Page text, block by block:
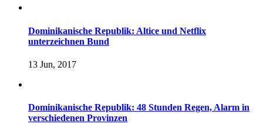
Dominikanische Republik: Altice und Netflix
unterzeichnen Bund
13 Jun, 2017
Dominikanische Republik: 48 Stunden Regen, Alarm in
verschiedenen Provinzen